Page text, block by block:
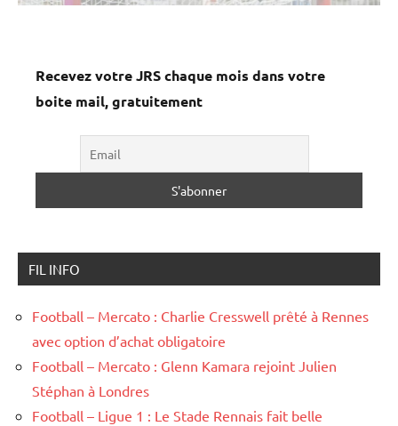
Recevez votre JRS chaque mois dans votre
boite mail, gratuitement
FIL INFO
Football – Mercato : Charlie Cresswell prêté à Rennes
avec option d’achat obligatoire
Football – Mercato : Glenn Kamara rejoint Julien
Stéphan à Londres
Football – Ligue 1 : Le Stade Rennais fait belle